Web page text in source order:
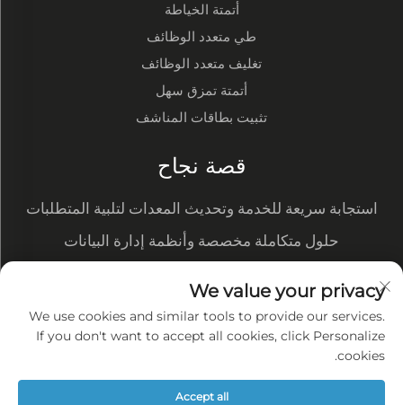
أتمتة الخياطة
طي متعدد الوظائف
تغليف متعدد الوظائف
أتمتة تمزق سهل
تثبيت بطاقات المناشف
قصة نجاح
استجابة سريعة للخدمة وتحديث المعدات لتلبية المتطلبات
الجديدة
حلول متكاملة مخصصة وأنظمة إدارة البيانات
كبيرة من العملاء
ومرتب مع جودة متسقة
سياسة الخصوصية
We value your privacy
We use cookies and similar tools to provide our services.
If you don't want to accept all cookies, click Personalize
cookies.
Accept all